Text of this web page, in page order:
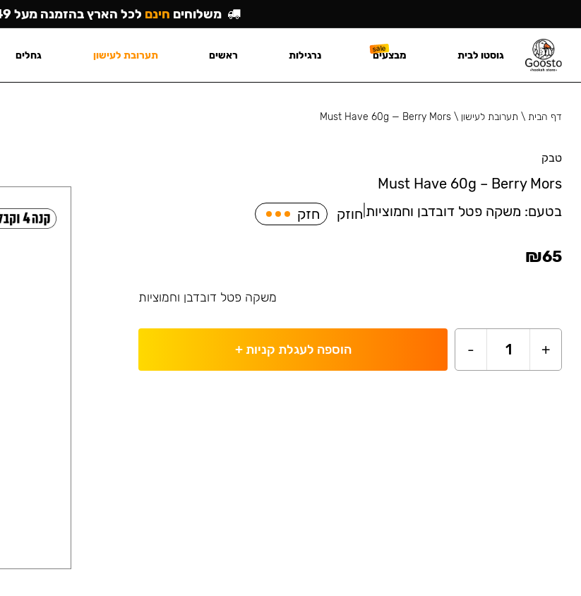
דף הבית\ תערובת לעישון \
Must Have 60g — Berry Mors
טבק
Must Have 60g – Berry Mors
בטעם: משקה פטל דובדבן וחמוציות חוזק חזק
₪65
משקה פטל דובדבן וחמוציות
+
1
- הוספה לעגלת קניות+
משלוחים חינם לכל הארץ בהזמנה מעל ₪449
גוסטו לבית מבצעים נרגילות ראשים תערובת לעישון גחלים